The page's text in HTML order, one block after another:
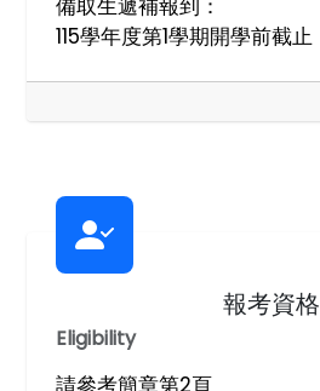
115學年度第1學期開學前截止
報考資格
Eligibility
請參考簡章第2頁